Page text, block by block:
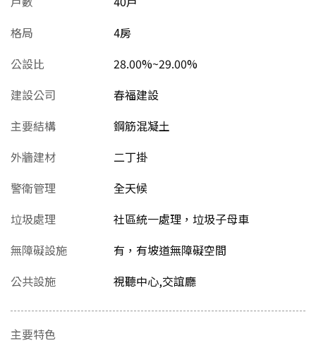
格局
4房
公設比
28.00%~29.00%
建設公司
春福建設
主要結構
鋼筋混凝土
外牆建材
二丁掛
警衛管理
全天候
垃圾處理
社區統一處理，垃圾子母車
無障礙設施
有，有坡道無障礙空間
公共設施
視聽中心,交誼廳
主要特色